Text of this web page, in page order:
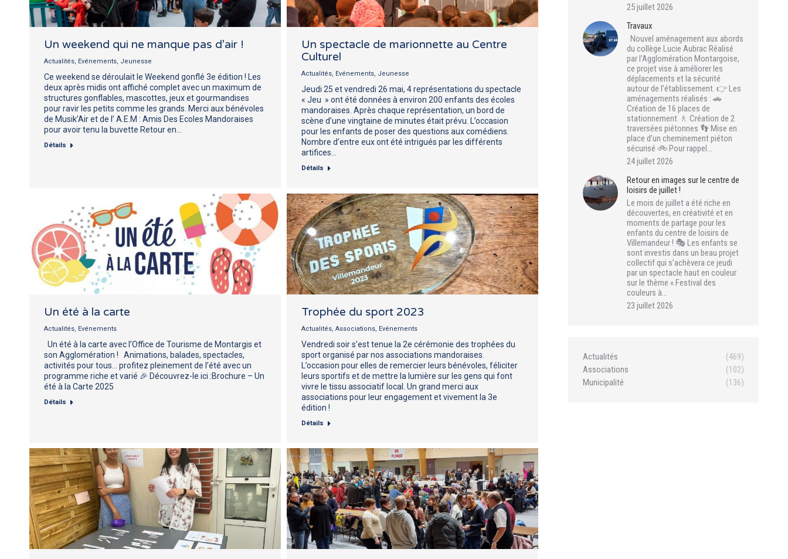
Un weekend qui ne manque pas d’air !
Actualités Evénements Jeunesse
Ce weekend se déroulait le Weekend gonflé 3e édition ! Les
deux après midis ont affiché complet avec un maximum de
structures gonflables, mascottes, jeux et gourmandises
pour ravir les petits comme les grands. Merci aux bénévoles
de Musik’Air et de l’ A.E.M : Amis Des Ecoles Mandoraises
pour avoir tenu la buvette Retour en…
Détails
Un spectacle de marionnette au Centre
Culturel
Actualités Evénements Jeunesse
Jeudi 25 et vendredi 26 mai, 4 représentations du spectacle
« Jeu » ont été données à environ 200 enfants des écoles
mandoraises. Après chaque représentation, un bord de
scène d’une vingtaine de minutes était prévu. L’occasion
pour les enfants de poser des questions aux comédiens.
Nombre d’entre eux ont été intrigués par les différents
artifices…
Détails
Un été à la carte
Actualités Evénements
Un été à la carte avec l’Office de Tourisme de Montargis et
son Agglomération ! Animations, balades, spectacles,
activités pour tous… profitez pleinement de l’été avec un
programme riche et varié 🎉 Découvrez-le ici :Brochure – Un
été à la Carte 2025
Détails
Trophée du sport 2023
Actualités Associations Evénements
Vendredi soir s’est tenue la 2e cérémonie des trophées du
sport organisé par nos associations mandoraises.
L’occasion pour elles de remercier leurs bénévoles, féliciter
leurs sportifs et de mettre la lumière sur les gens qui font
vivre le tissu associatif local. Un grand merci aux
associations pour leur engagement et vivement la 3e
édition !
Détails
25 juillet 2026
Travaux
Nouvel aménagement aux abords
du collège Lucie Aubrac Réalisé
par l’Agglomération Montargoise,
ce projet vise à améliorer les
déplacements et la sécurité
autour de l’établissement. 👉 Les
aménagements réalisés : 🚗
Création de 16 places de
stationnement 🚶 Création de 2
traversées piétonnes 👣 Mise en
place d’un cheminement piéton
sécurisé 🚲 Pour rappel…
24 juillet 2026
Retour en images sur le centre de
loisirs de juillet !
Le mois de juillet a été riche en
découvertes, en créativité et en
moments de partage pour les
enfants du centre de loisirs de
Villemandeur ! 🎭 Les enfants se
sont investis dans un beau projet
collectif qui s’achèvera ce jeudi
par un spectacle haut en couleur
sur le thème « Festival des
couleurs à…
23 juillet 2026
Actualités
(469)
Associations
(102)
Municipalité
(136)